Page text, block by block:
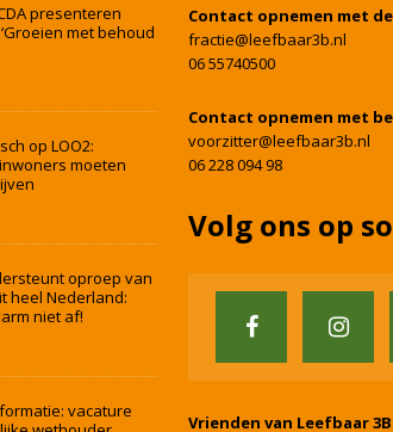
presenteren
met behoud
op LOO2:
moeten
oproep van
heel Nederland:
niet af!
vacature
Contact opnemen met
fractie@leefbaar3b.nl
06 55740500
Contact opnemen met
voorzitter@leefbaar3b.nl
06 228 094 98
Volg ons op
Vrienden van Leefbaar 3B